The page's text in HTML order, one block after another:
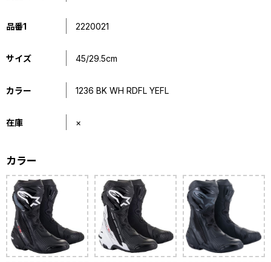
品番1 2220021
サイズ 45/29.5cm
カラー 1236 BK WH RDFL YEFL
在庫 ×
カラー